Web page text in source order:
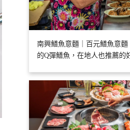
南興鱔魚意麵｜百元鱔魚意麵
的Q彈鱔魚，在地人也推薦的